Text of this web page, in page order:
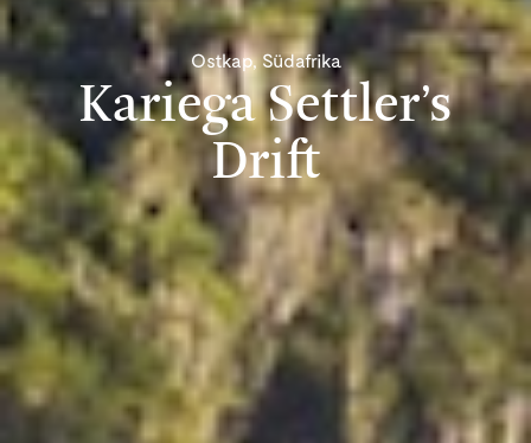
Ostkap, Südafrika
Kariega Settler’s
Drift